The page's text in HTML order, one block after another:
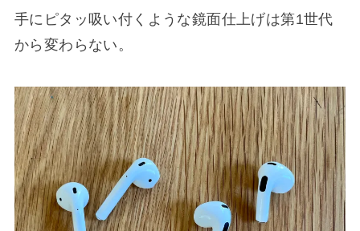
手にピタッ吸い付くような鏡面仕上げは第1世代
から変わらない。